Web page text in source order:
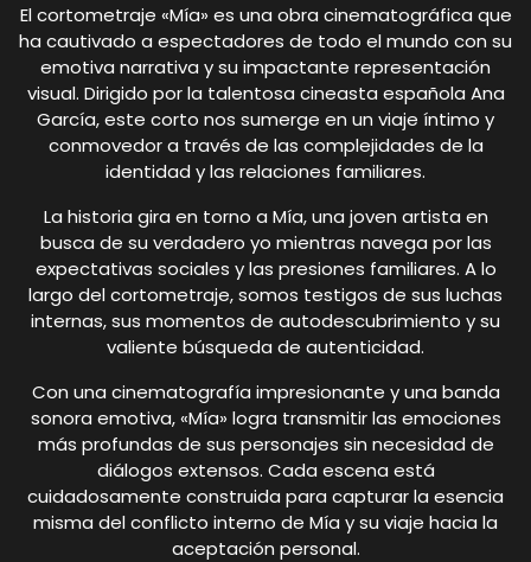
El cortometraje «Mía» es una obra cinematográfica que
ha cautivado a espectadores de todo el mundo con su
emotiva narrativa y su impactante representación
visual. Dirigido por la talentosa cineasta española Ana
García, este corto nos sumerge en un viaje íntimo y
conmovedor a través de las complejidades de la
identidad y las relaciones familiares.
La historia gira en torno a Mía, una joven artista en
busca de su verdadero yo mientras navega por las
expectativas sociales y las presiones familiares. A lo
largo del cortometraje, somos testigos de sus luchas
internas, sus momentos de autodescubrimiento y su
valiente búsqueda de autenticidad.
Con una cinematografía impresionante y una banda
sonora emotiva, «Mía» logra transmitir las emociones
más profundas de sus personajes sin necesidad de
diálogos extensos. Cada escena está
cuidadosamente construida para capturar la esencia
misma del conflicto interno de Mía y su viaje hacia la
aceptación personal.